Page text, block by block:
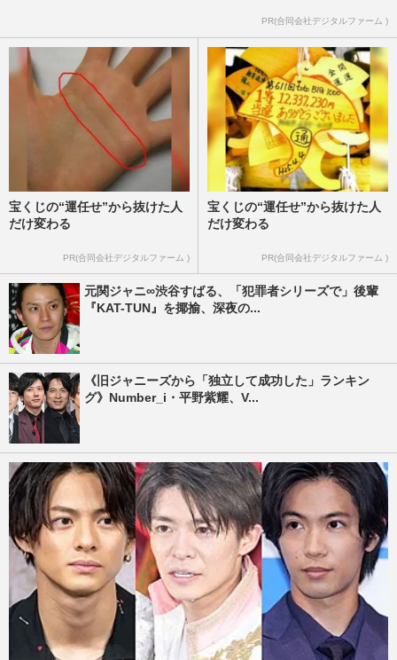
PR(合同会社デジタルファーム )
宝くじの“運任せ”から抜けた人
だけ変わる
PR(合同会社デジタルファーム )
宝くじの“運任せ”から抜けた人
だけ変わる
PR(合同会社デジタルファーム )
元関ジャニ∞渋谷すばる、「犯罪者シリーズで」後輩
『KAT-TUN』を揶揄、深夜の...
《旧ジャニーズから「独立して成功した」ランキン
グ》Number_i・平野紫耀、V...